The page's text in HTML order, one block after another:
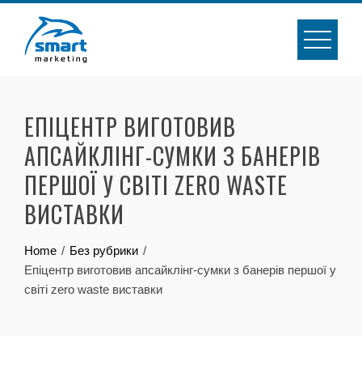
content
ЕПІЦЕНТР ВИГОТОВИВ
АПСАЙКЛІНГ-СУМКИ З БАНЕРІВ
ПЕРШОЇ У СВІТІ ZERO WASTE
ВИСТАВКИ
Home
Без рубрики
Епіцентр виготовив апсайклінг-сумки з банерів першої у
світі zero waste виставки